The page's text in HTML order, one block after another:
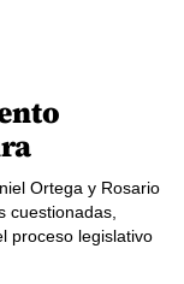
Ortega y Rosario
cuestionadas,
proceso legislativo